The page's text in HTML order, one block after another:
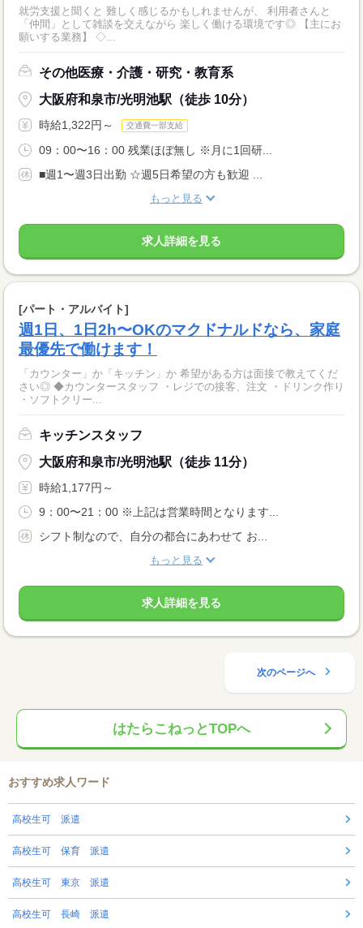
就労支援と聞くと 難しく感じるかもしれませんが、 利用者さんと
「仲間」として雑談を交えながら 楽しく働ける環境です◎ 【主にお
願いする業務】 ◇...
その他医療・介護・研究・教育系
大阪府和泉市/光明池駅（徒歩 10分）
時給1,322円～ 交通費一部支給
09：00〜16：00 残業ほぼ無し ※月に1回研...
■週1〜週3日出勤 ☆週5日希望の方も歓迎 ...
もっと見る
求人詳細を見る
[パート・アルバイト]
週1日、1日2h〜OKのマクドナルドなら、家庭
最優先で働けます！
「カウンター」か「キッチン」か 希望がある方は面接で教えてくだ
さい◎ ◆カウンタースタッフ ・レジでの接客、注文 ・ドリンク作り
・ソフトクリー...
キッチンスタッフ
大阪府和泉市/光明池駅（徒歩 11分）
時給1,177円～
9：00〜21：00 ※上記は営業時間となります...
シフト制なので、自分の都合にあわせて お...
もっと見る
求人詳細を見る
次のページへ
はたらこねっとTOPへ
おすすめ求人ワード
高校生可 派遣
高校生可 保育 派遣
高校生可 東京 派遣
高校生可 長崎 派遣